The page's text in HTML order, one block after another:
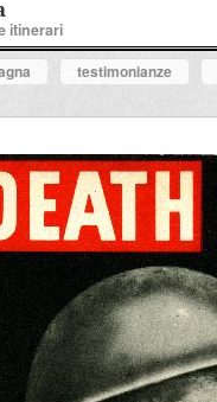
itinerari
testimonianze